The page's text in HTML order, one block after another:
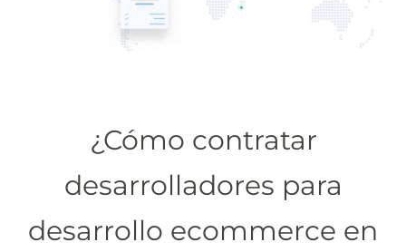
¿Cómo contratar
desarrolladores para
desarrollo ecommerce en